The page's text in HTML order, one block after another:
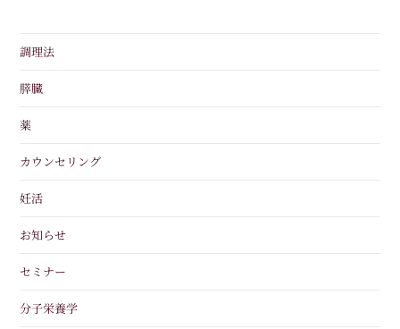
調理法
膵臓
薬
カウンセリング
妊活
お知らせ
セミナー
分子栄養学